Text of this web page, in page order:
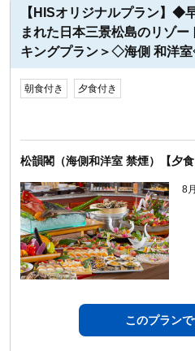
【HISオリジナルプラン】◆
まれた日本三景松島のリゾ
キングプラン＞◇海側 和洋
朝食付き 夕食付き
松韻閣（海側和洋室 禁煙）【夕
8
このプラン